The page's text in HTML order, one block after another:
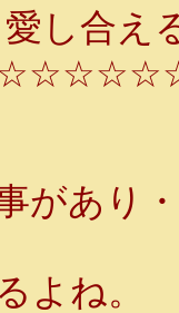
し合え
があり
よね。